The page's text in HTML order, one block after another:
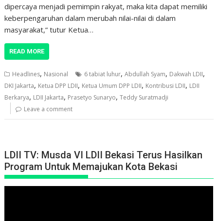
dipercaya menjadi pemimpin rakyat, maka kita dapat memiliki
keberpengaruhan dalam merubah nilai-nilai di dalam
masyarakat,” tutur Ketua…
READ MORE
Headlines, Nasional 6 tabiat luhur,Abdullah Syam, Dakwah LDII,
DKI Jakarta, Ketua DPP LDII, Ketua Umum DPP LDII, Kontribusi LDII, LDII
Berkarya, LDII Jakarta, Prasetyo Sunaryo,Teddy Suratmadji
Leave a comment
LDII TV: Musda VI LDII Bekasi Terus Hasilkan
Program Untuk Memajukan Kota Bekasi